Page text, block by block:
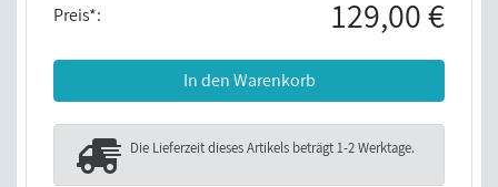
Preis*: 129,00 €
In den Warenkorb
Die Lieferzeit dieses Artikels beträgt1-2 Werktage.